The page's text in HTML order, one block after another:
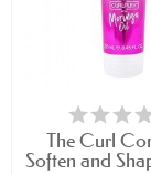
The Curl
Soften and